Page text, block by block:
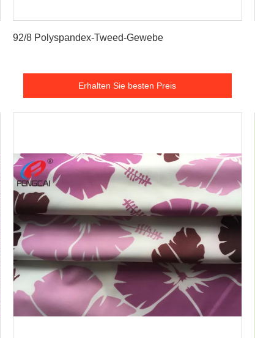
92/8 Polyspandex-Tweed-Gewebe
Erhalten Sie besten Preis